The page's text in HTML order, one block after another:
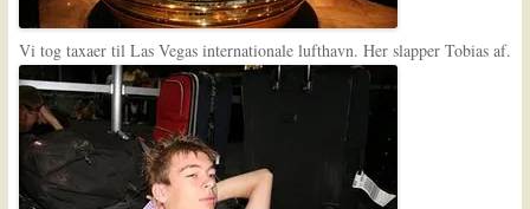
Vi tog taxaer til Las Vegas internationale lufthavn. Her slapper Tobias af.